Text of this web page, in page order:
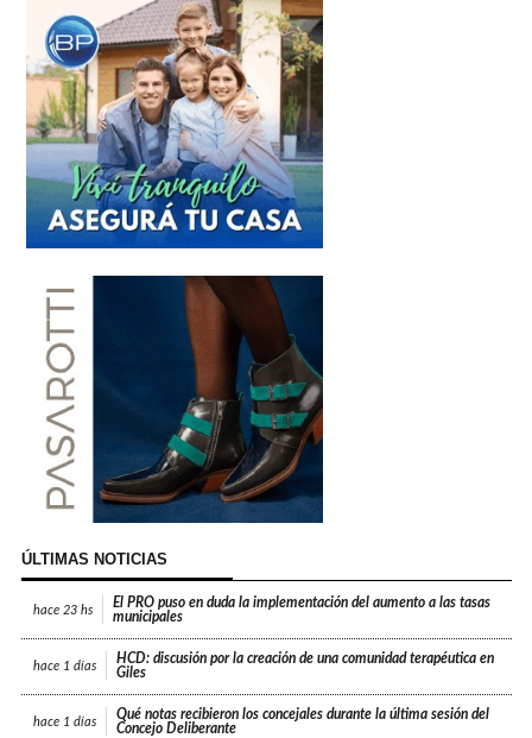
ÚLTIMAS NOTICIAS
hace 23 hs
El PRO puso en duda la implementación del aumento a las tasas
municipales
hace 1 días
HCD: discusión por la creación de una comunidad terapéutica en
Giles
hace 1 días
Qué notas recibieron los concejales durante la última sesión del
Concejo Deliberante